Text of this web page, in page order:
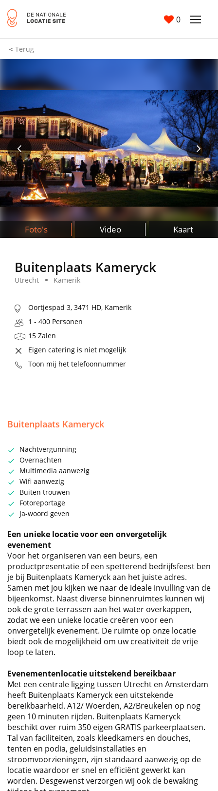
0
Terug
Foto's Video Kaart
Buitenplaats Kameryck
Utrecht Kamerik
Oortjespad 3, 3471 HD, Kamerik
1 - 400 Personen
15 Zalen
Eigen catering is niet mogelijk
Toon mij het telefoonnummer
Buitenplaats Kameryck
Nachtvergunning
Overnachten
Multimedia aanwezig
Wifi aanwezig
Buiten trouwen
Fotoreportage
Ja-woord geven
Een unieke locatie voor een onvergetelijk
evenement
Voor het organiseren van een beurs, een
productpresentatie of een spetterend bedrijfsfeest ben
je bij Buitenplaats Kameryck aan het juiste adres.
Samen met jou kijken we naar de ideale invulling van de
bijeenkomst. Naast diverse binnenruimtes kunnen wij
ook de grote terrassen aan het water overkappen,
zodat we een unieke locatie creëren voor een
onvergetelijk evenement. De ruimte op onze locatie
biedt ook de mogelijkheid om uw creativiteit de vrije
loop te laten.
Evenementenlocatie uitstekend bereikbaar
Met een centrale ligging tussen Utrecht en Amsterdam
heeft Buitenplaats Kameryck een uitstekende
bereikbaarheid. A12/ Woerden, A2/Breukelen op nog
geen 10 minuten rijden. Buitenplaats Kameryck
beschikt over ruim 350 eigen GRATIS parkeerplaatsen.
Tal van faciliteiten, zoals kleedkamers en douches,
tenten en podia, geluidsinstallaties en
stroomvoorzieningen, zijn standaard aanwezig op de
locatie waardoor er snel en efficiënt gewerkt kan
worden. Desgewenst verzorgen wij ook de bewaking